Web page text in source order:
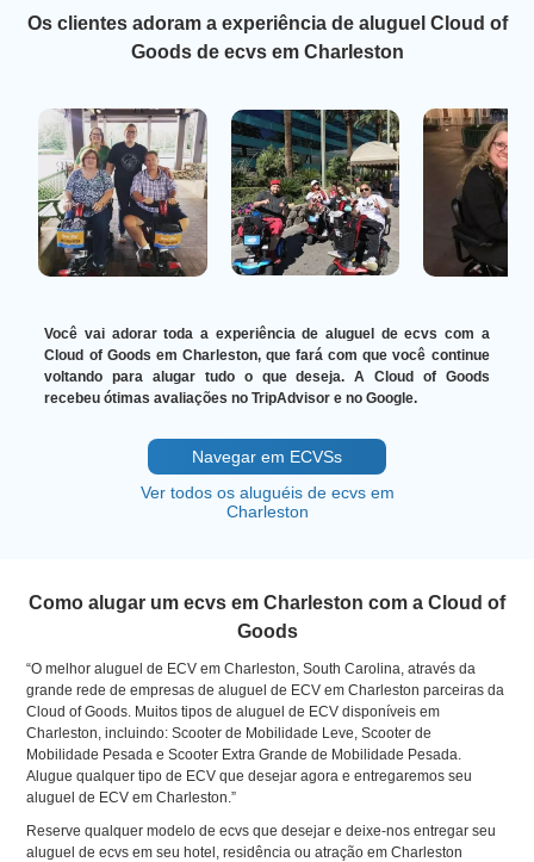
Os clientes adoram a experiência de aluguel Cloud of
Goods de ecvs em Charleston
Você vai adorar toda a experiência de aluguel de ecvs com a
Cloud of Goods em Charleston, que fará com que você continue
voltando para alugar tudo o que deseja. A Cloud of Goods
recebeu ótimas avaliações no TripAdvisor e no Google.
Navegar em ECVSs
Ver todos os aluguéis de ecvs em
Charleston
Como alugar um ecvs em Charleston com a Cloud of
Goods
“O melhor aluguel de ECV em Charleston, South Carolina, através da
grande rede de empresas de aluguel de ECV em Charleston parceiras da
Cloud of Goods. Muitos tipos de aluguel de ECV disponíveis em
Charleston, incluindo: Scooter de Mobilidade Leve, Scooter de
Mobilidade Pesada e Scooter Extra Grande de Mobilidade Pesada.
Alugue qualquer tipo de ECV que desejar agora e entregaremos seu
aluguel de ECV em Charleston.”
Reserve qualquer modelo de ecvs que desejar e deixe-nos entregar seu
aluguel de ecvs em seu hotel, residência ou atração em Charleston